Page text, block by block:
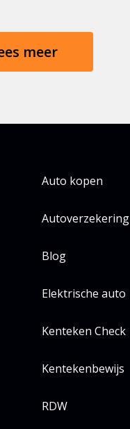
meer
Auto kopen
Autoverzekering
Blog
Elektrische auto
Kenteken Check
Kentekenbewijs
RDW